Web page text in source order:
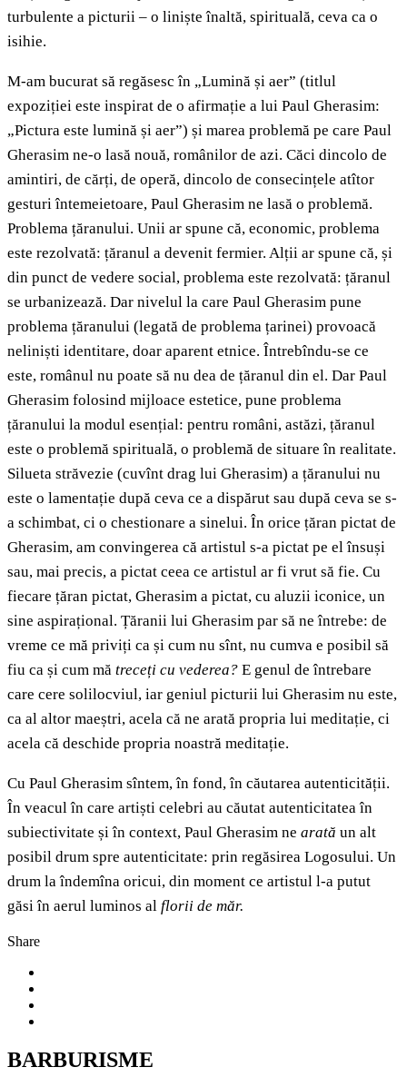
turbulente a picturii – o liniște înaltă, spirituală, ceva ca o
isihie.
M-am bucurat să regăsesc în „Lumină și aer” (titlul
expoziției este inspirat de o afirmație a lui Paul Gherasim:
„Pictura este lumină și aer”) și marea problemă pe care Paul
Gherasim ne-o lasă nouă, românilor de azi. Căci dincolo de
amintiri, de cărți, de operă, dincolo de consecințele atîtor
gesturi întemeietoare, Paul Gherasim ne lasă o problemă.
Problema țăranului. Unii ar spune că, economic, problema
este rezolvată: țăranul a devenit fermier. Alții ar spune că, și
din punct de vedere social, problema este rezolvată: țăranul
se urbanizează. Dar nivelul la care Paul Gherasim pune
problema țăranului (legată de problema țarinei) provoacă
neliniști identitare, doar aparent etnice. Întrebîndu-se ce
este, românul nu poate să nu dea de țăranul din el. Dar Paul
Gherasim folosind mijloace estetice, pune problema
țăranului la modul esențial: pentru români, astăzi, țăranul
este o problemă spirituală, o problemă de situare în realitate.
Silueta străvezie (cuvînt drag lui Gherasim) a țăranului nu
este o lamentație după ceva ce a dispărut sau după ceva se s-
a schimbat, ci o chestionare a sinelui. În orice țăran pictat de
Gherasim, am convingerea că artistul s-a pictat pe el însuși
sau, mai precis, a pictat ceea ce artistul ar fi vrut să fie. Cu
fiecare țăran pictat, Gherasim a pictat, cu aluzii iconice, un
sine aspirațional. Țăranii lui Gherasim par să ne întrebe: de
vreme ce mă priviți ca și cum nu sînt, nu cumva e posibil să
fiu ca și cum mă treceți cu vederea? E genul de întrebare
care cere solilocviul, iar geniul picturii lui Gherasim nu este,
ca al altor maeștri, acela că ne arată propria lui meditație, ci
acela că deschide propria noastră meditație.
Cu Paul Gherasim sîntem, în fond, în căutarea autenticității.
În veacul în care artiști celebri au căutat autenticitatea în
subiectivitate și în context, Paul Gherasim ne arată un alt
posibil drum spre autenticitate: prin regăsirea Logosului. Un
drum la îndemîna oricui, din moment ce artistul l-a putut
găsi în aerul luminos al florii de măr.
Share
BARBURISME